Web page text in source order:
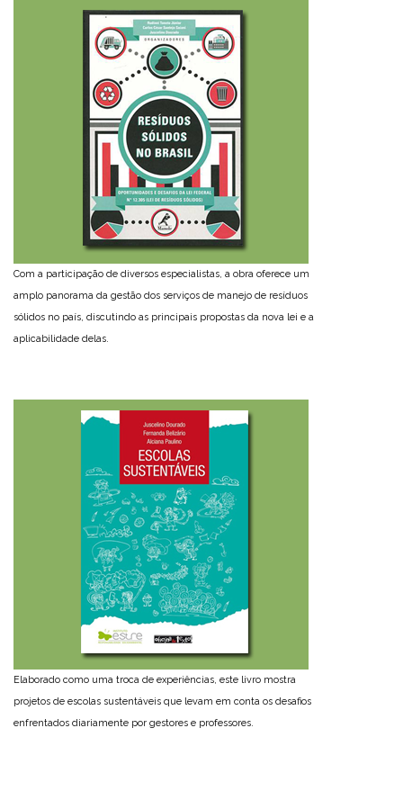
Com a participação de diversos especialistas, a obra oferece um
amplo panorama da gestão dos serviços de manejo de resíduos
sólidos no país, discutindo as principais propostas da nova lei e a
aplicabilidade delas.
Elaborado como uma troca de experiências, este livro mostra
projetos de escolas sustentáveis que levam em conta os desafios
enfrentados diariamente por gestores e professores.